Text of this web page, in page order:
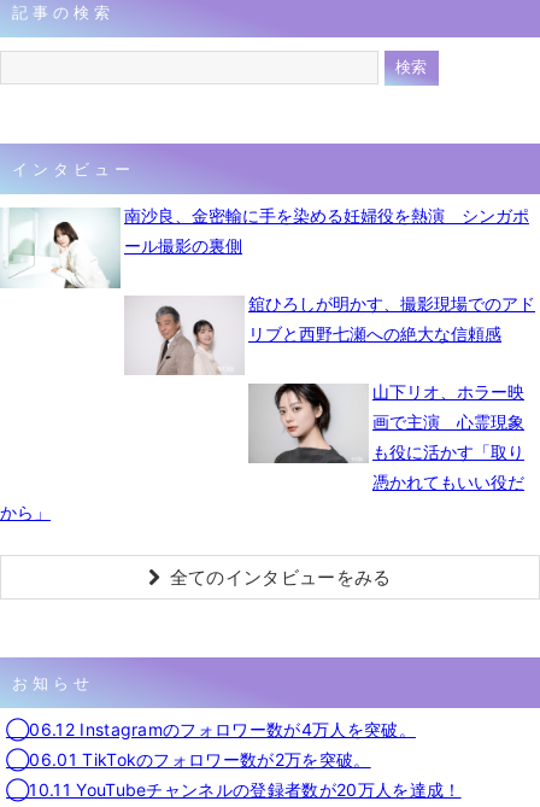
記事の検索
インタビュー
南沙良、金密輸に手を染める妊婦役を熱演 シンガポ
ール撮影の裏側
舘ひろしが明かす、撮影現場でのアド
リブと西野七瀬への絶大な信頼感
山下リオ、ホラー映
画で主演 心霊現象
も役に活かす「取り
憑かれてもいい役だ
から」
全てのインタビューをみる
お知らせ
◯06.12 Instagramのフォロワー数が4万人を突破。
◯06.01 TikTokのフォロワー数が2万を突破。
◯10.11 YouTubeチャンネルの登録者数が20万人を達成！